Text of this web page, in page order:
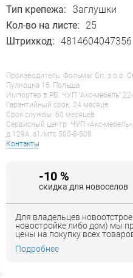
Тип крепежа: Заглушки
Кол-во на листе:
25
Штрихкод: 4814604047356
Производитель: Фольмаг Сп. з о.о.
Пулноцна 16, Польша
Импортер в РБ: ЧУП "Акс-мебель"
Гарантийный срок: 24 месяца
Срок службы: 60 месяцев
Сервисный центр: ЧУП «Акс-
д.129А, a1/мтс 500-8-500
Контакты
-10 %
скидка для новоселов
Для владельцев
новостройке либо дом) мы
цены на покупку всех
Подробнее